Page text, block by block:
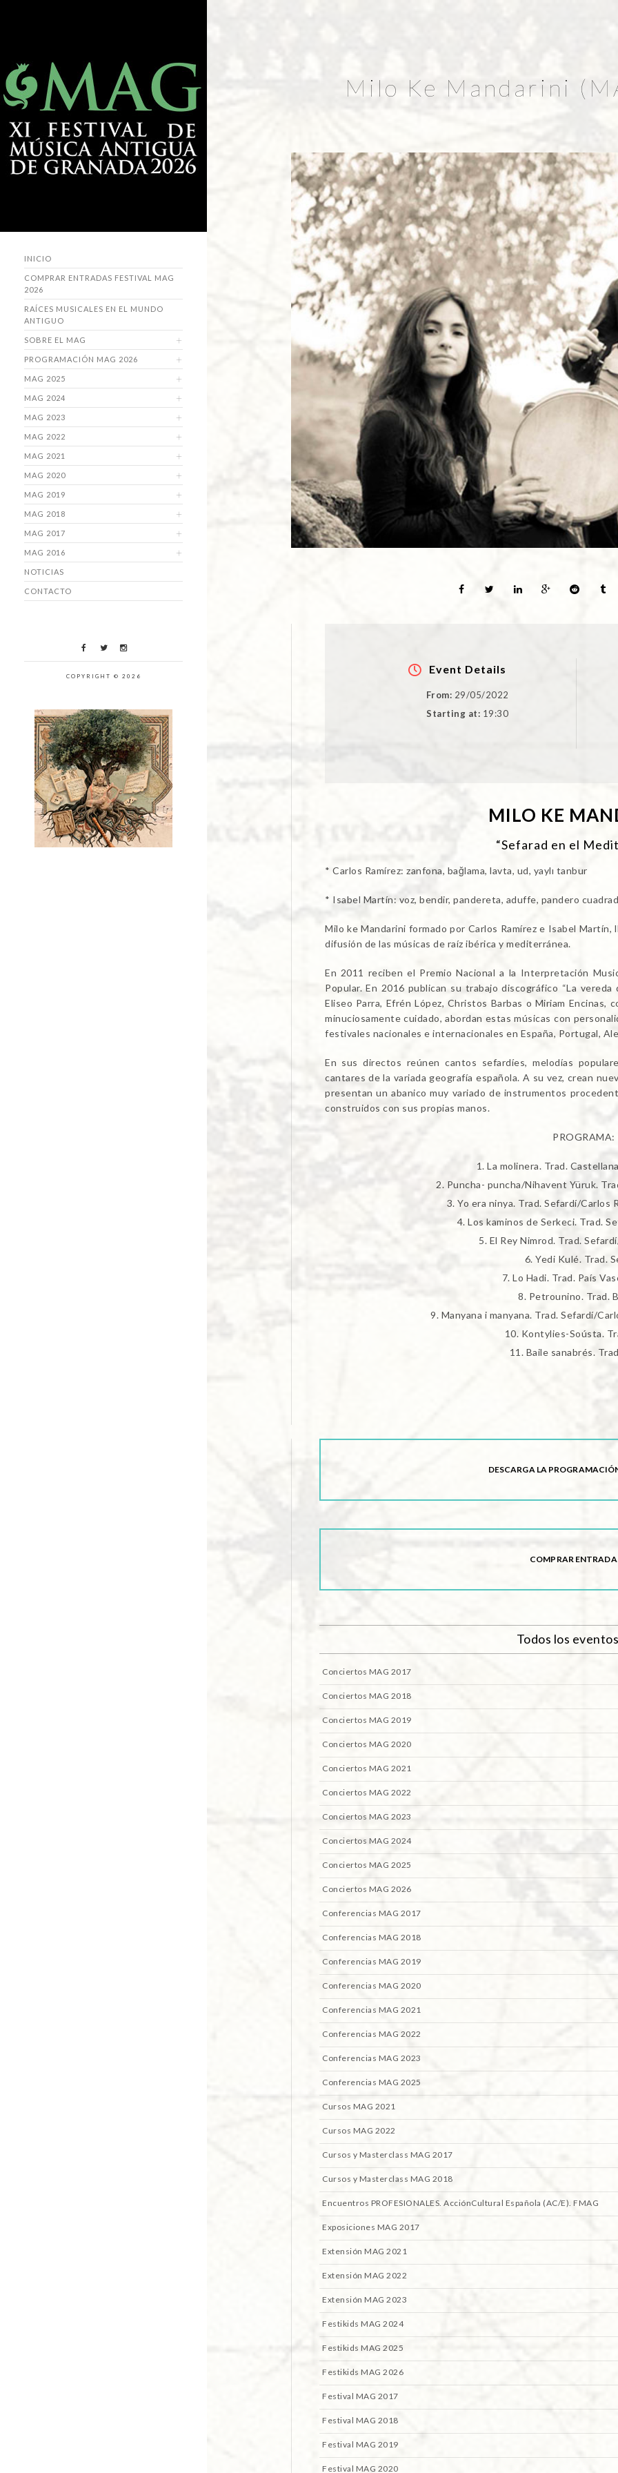
INICIO
COMPRAR ENTRADAS FESTIVAL MAG
2026
RAÍCES MUSICALES EN EL MUNDO
ANTIGUO
SOBRE EL MAG
PROGRAMACIÓN MAG 2026
MAG 2025
MAG 2024
MAG 2023
MAG 2022
MAG 2021
MAG 2020
MAG 2019
MAG 2018
MAG 2017
MAG 2016
NOTICIAS
CONTACTO
COPYRIGHT © 2026
Milo Ke Mandarini
Event Details
From: 29/05/2022
Starting at: 19:30
MILO KE
“Sefarad en el
* Carlos Ramírez: zanfona, bağlama, lavta, ud, yaylı tanbur
* Isabel Martín: voz, bendir, pandereta, aduffe, pandero
Milo ke Mandarini formado por Carlos Ramírez e Isabel
difusión de las músicas de raíz ibérica y mediterránea.
En 2011 reciben el Premio Nacional a la Interpretación
Popular. En 2016 publican su trabajo discográfico “La
Eliseo Parra, Efrén López, Christos Barbas o Miriam Encinas,
minuciosamente cuidado, abordan estas músicas con
festivales nacionales e internacionales en España, Portugal,
En sus directos reúnen cantos sefardíes, melodías
cantares de la variada geografía española. A su vez, crean
presentan un abanico muy variado de instrumentos
construidos con sus propias manos.
PROGRAMA:
La molinera. Trad.
Puncha- puncha/Nihavent Yüruk.
Yo era ninya. Trad. Sefardí/Carlos
Los kaminos de Serkeci. Trad.
El Rey Nimrod. Trad.
Yedi Kulé. Trad.
Lo Hadi. Trad. País
Petrounino. Trad.
Manyana i manyana. Trad. Sefardí/
Kontylies-Soústa.
Baile sanabrés.
DESCARGA LA
COMPRAR
Todos los
Conciertos MAG 2017
Conciertos MAG 2018
Conciertos MAG 2019
Conciertos MAG 2020
Conciertos MAG 2021
Conciertos MAG 2022
Conciertos MAG 2023
Conciertos MAG 2024
Conciertos MAG 2025
Conciertos MAG 2026
Conferencias MAG 2017
Conferencias MAG 2018
Conferencias MAG 2019
Conferencias MAG 2020
Conferencias MAG 2021
Conferencias MAG 2022
Conferencias MAG 2023
Conferencias MAG 2025
Cursos MAG 2021
Cursos MAG 2022
Cursos y Masterclass MAG 2017
Cursos y Masterclass MAG 2018
Encuentros PROFESIONALES. AcciónCultural Española (AC/E). FMAG
Exposiciones MAG 2017
Extensión MAG 2021
Extensión MAG 2022
Extensión MAG 2023
Festikids MAG 2024
Festikids MAG 2025
Festikids MAG 2026
Festival MAG 2017
Festival MAG 2018
Festival MAG 2019
Festival MAG 2020